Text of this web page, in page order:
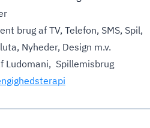
brug af TV, Telefon, SMS, Spil,
Nyheder, Design m.v.
Ludomani, Spillemisbrug